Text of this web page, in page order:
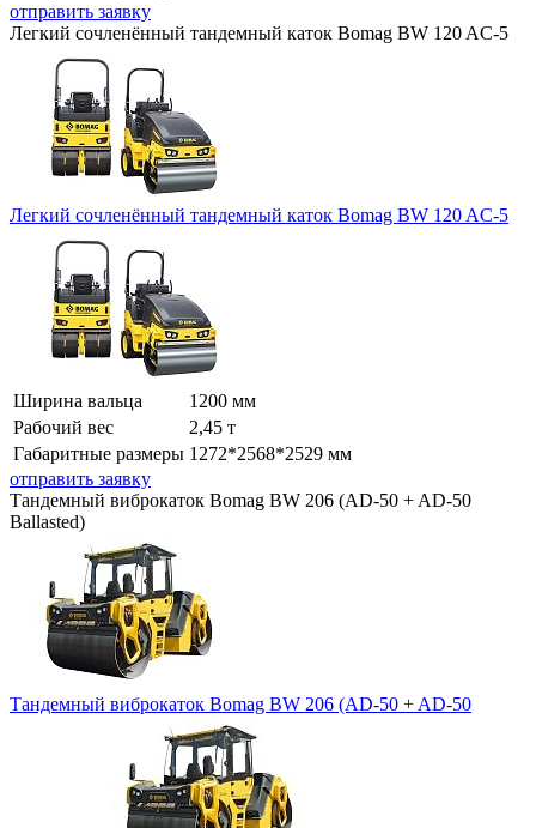
отправить заявку
Легкий сочленённый тандемный каток Bomag BW 120 AC-5
Легкий сочленённый тандемный каток Bomag BW 120 AC-5
Ширина вальца
1200 мм
Рабочий вес
2,45 т
Габаритные размеры 1272*2568*2529 мм
отправить заявку
Тандемный виброкаток Bomag BW 206 (AD-50 + AD-50
Ballasted)
Тандемный виброкаток Bomag BW 206 (AD-50 + AD-50